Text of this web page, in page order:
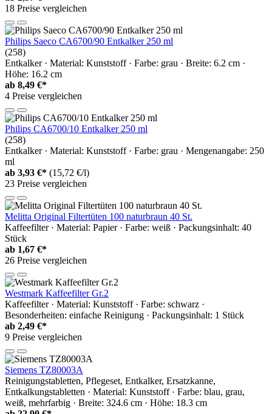
18 Preise vergleichen
Philips Saeco CA6700/90 Entkalker 250 ml
(258)
Entkalker · Material: Kunststoff · Farbe: grau · Breite: 6.2 cm ·
Höhe: 16.2 cm
ab 8,49 €*
4 Preise vergleichen
Philips CA6700/10 Entkalker 250 ml
(258)
Entkalker · Material: Kunststoff · Farbe: grau · Mengenangabe: 250
ml
ab 3,93 €* (15,72 €/l)
23 Preise vergleichen
Melitta Original Filtertüten 100 naturbraun 40 St.
Kaffeefilter · Material: Papier · Farbe: weiß · Packungsinhalt: 40
Stück
ab 1,67 €*
26 Preise vergleichen
Westmark Kaffeefilter Gr.2
Kaffeefilter · Material: Kunststoff · Farbe: schwarz ·
Besonderheiten: einfache Reinigung · Packungsinhalt: 1 Stück
ab 2,49 €*
9 Preise vergleichen
Siemens TZ80003A
Reinigungstabletten, Pflegeset, Entkalker, Ersatzkanne,
Entkalkungstabletten · Material: Kunststoff · Farbe: blau, grau,
weiß, mehrfarbig · Breite: 324.6 cm · Höhe: 18.3 cm